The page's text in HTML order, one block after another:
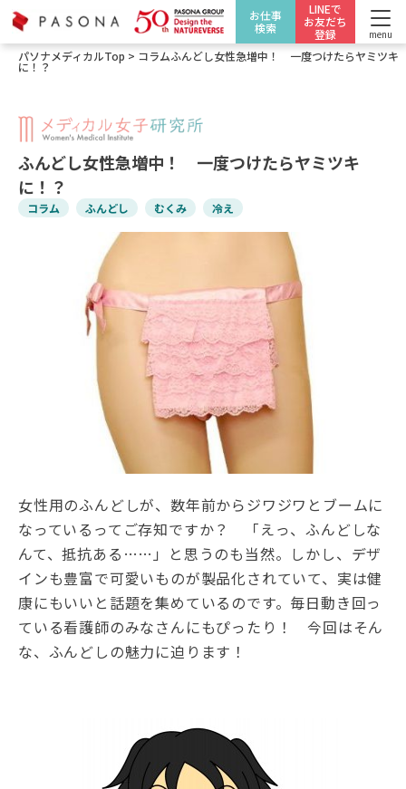
お仕事
検索
LINEで
お友だち
登録
menu
パソナメディカルTop > コラムふんどし女性急増中！ 一度つけたらヤミツキ
に！？
ふんどし女性急増中！ 一度つけたらヤミツキ
に！？
コラム ふんどし むくみ 冷え
女性用のふんどしが、数年前からジワジワとブームに
なっているってご存知ですか？ 「えっ、ふんどしな
んて、抵抗ある……」と思うのも当然。しかし、デザ
インも豊富で可愛いものが製品化されていて、実は健
康にもいいと話題を集めているのです。毎日動き回っ
ている看護師のみなさんにもぴったり！ 今回はそん
な、ふんどしの魅力に迫ります！